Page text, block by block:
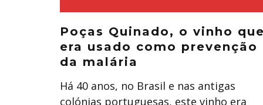
Poças Quinado, o vinho
era usado como prevenção
da malária
Há 40 anos, no Brasil e nas antigas
colónias portuguesas, este vinho era